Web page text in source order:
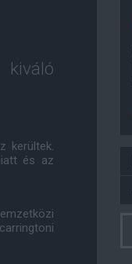
kerültek.
és az